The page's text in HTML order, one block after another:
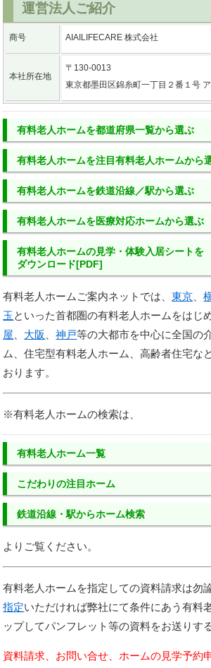
運営法人ご紹介
商号 AIAILIFECARE 株式会社
本社所在地
〒130-0013
東京都墨田区錦糸町一丁目２番１号
有料老人ホームを都道府県一覧から選ぶ
有料老人ホームを注目有料老人ホームから
有料老人ホームを鉄道沿線／駅から選ぶ
有料老人ホームを医療対応ホームから選ぶ
有料老人ホームの見学・体験入居シートを
ダウンロード[PDF]
有料老人ホームご案内ネットでは、東京 、
玉 といった首都圏の有料老人ホームをはじ
屋
大阪 、神戸等の大都市を中心に全国の
ム、住宅型有料老人ホーム、高齢者住宅な
おります。
※有料老人ホームの検索は、
有料老人ホーム一覧
こだわりの注目ホーム
鉄道沿線・駅からホーム検索
よりご覧ください。
有料老人ホームを指定しての資料請求は勿
指定いただければ弊社にて条件にあう有料
ップしてパンフレット等の資料をお送りす
資料請求、お問い合せ、ホームの見学予約